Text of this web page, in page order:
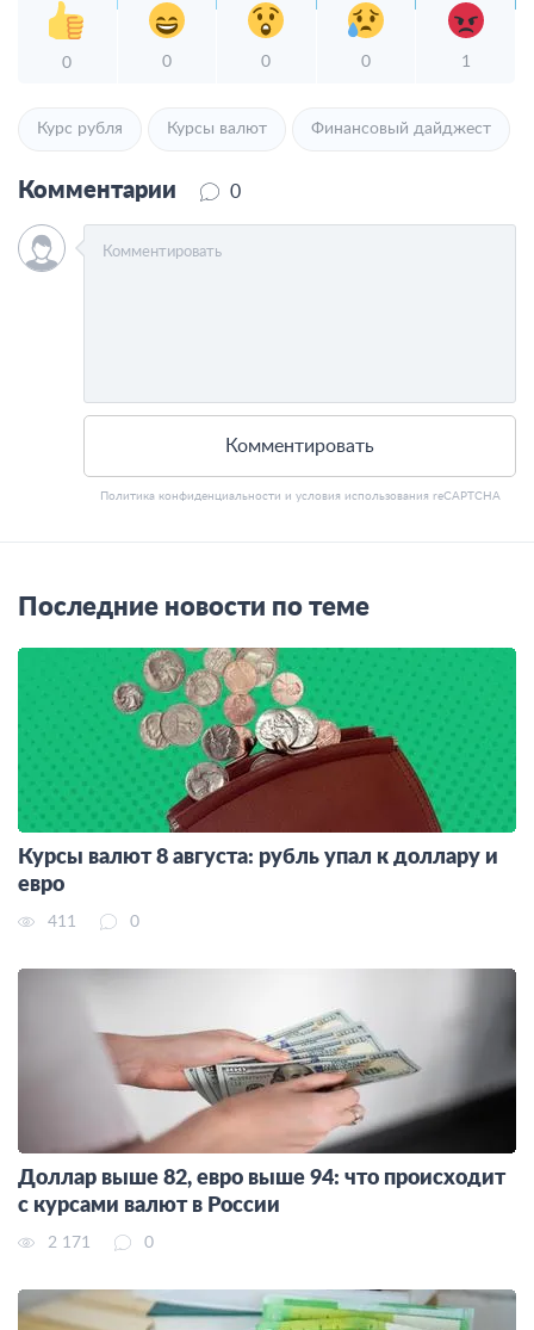
0 0 0 0 1
Курс рубля Курсы валют Финансовый дайджест
Комментарии 0
Комментировать
Политика конфиденциальности и условия использования reCAPTCHA
Последние новости по теме
Курсы валют 8 августа: рубль упал к доллару и
евро
411 0
Доллар выше 82, евро выше 94: что происходит
с курсами валют в России
2 171 0